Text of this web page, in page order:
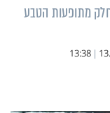
מתופעות הטבע
|
13:38